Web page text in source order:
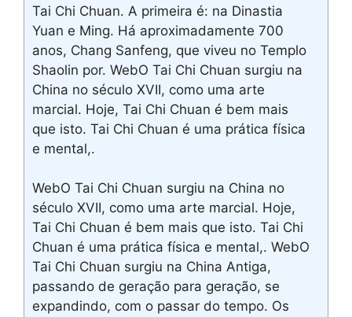
Tai Chi Chuan. A primeira é: na Dinastia
Yuan e Ming. Há aproximadamente 700
anos, Chang Sanfeng, que viveu no Templo
Shaolin por. WebO Tai Chi Chuan surgiu na
China no século XVII, como uma arte
marcial. Hoje, Tai Chi Chuan é bem mais
que isto. Tai Chi Chuan é uma prática física
e mental,.
WebO Tai Chi Chuan surgiu na China no
século XVII, como uma arte marcial. Hoje,
Tai Chi Chuan é bem mais que isto. Tai Chi
Chuan é uma prática física e mental,. WebO
Tai Chi Chuan surgiu na China Antiga,
passando de geração para geração, se
expandindo, com o passar do tempo. Os